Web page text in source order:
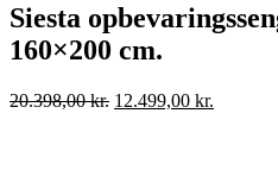
Siesta
160×200 cm.
20.398,00kr. Den
12.499,00 kr.